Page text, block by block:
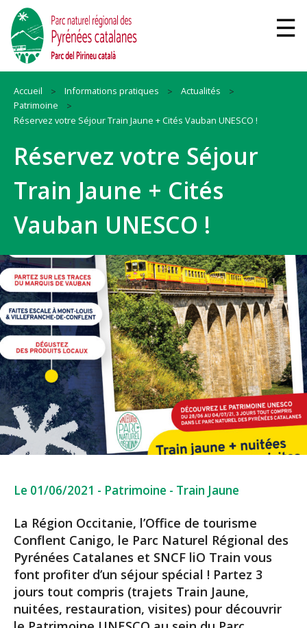
Accueil Informations pratiques
Actualités
Patrimoine
Réservez votre Séjour Train Jaune + Cités Vauban UNESCO !
Réservez votre Séjour
Train Jaune + Cités
Vauban UNESCO !
Le 01/06/2021 - Patrimoine - Train Jaune
La Région Occitanie, l’Office de tourisme
Conflent Canigo, le Parc Naturel Régional des
Pyrénées Catalanes et SNCF liO Train vous
font profiter d’un séjour spécial ! Partez 3
jours tout compris (trajets Train Jaune,
nuitées, restauration, visites) pour découvrir